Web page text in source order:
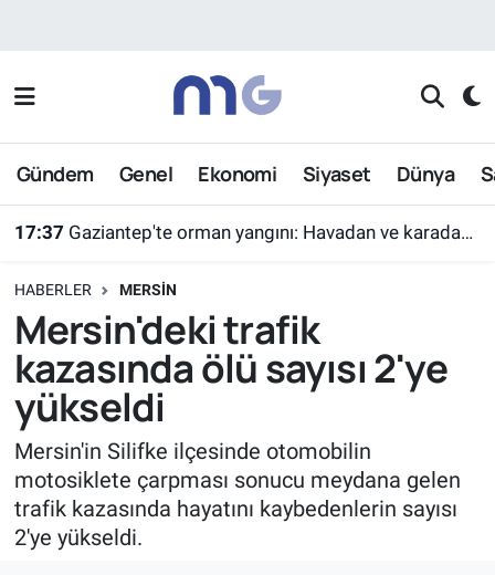
Gündem Genel Ekonomi Siyaset Dünya
17:37 Gaziantep'te orman yangını: Havadan ve karadan müdahaleyle söndürüldü
HABERLER MERSIN
Mersin'deki trafik
kazasında ölü sayısı 2'ye
yükseldi
Mersin'in Silifke ilçesinde otomobilin
motosiklete çarpması sonucu meydana gelen
trafik kazasında hayatını kaybedenlerin sayısı
2'ye yükseldi.
Nöbetçi Eczaneler
Hava Durumu
Süper Lig Puan Durumu ve Fikstür
Tüm Manşetler
Son Dakika Haberleri
Haber Arşivi